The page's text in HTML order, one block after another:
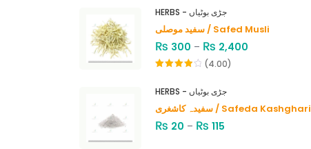
HERBS - جڑی بوٹیاں
سفید موصلی / Safed Musli
₨ 300 – ₨ 2,400
of 5
(4.00)
HERBS - جڑی بوٹیاں
سفیدہ کاشغری / Safeda Kashghari
₨ 20 – ₨ 115